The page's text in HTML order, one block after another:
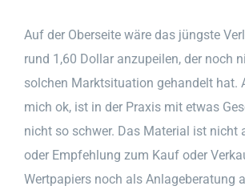
Auf der Oberseite wäre das jüngste
rund 1,60 Dollar anzupeilen, der noch
solchen Marktsituation gehandelt hat.
mich ok, ist in der Praxis mit etwas
nicht so schwer. Das Material ist nicht
oder Empfehlung zum Kauf oder
Wertpapiers noch als Anlageberatung